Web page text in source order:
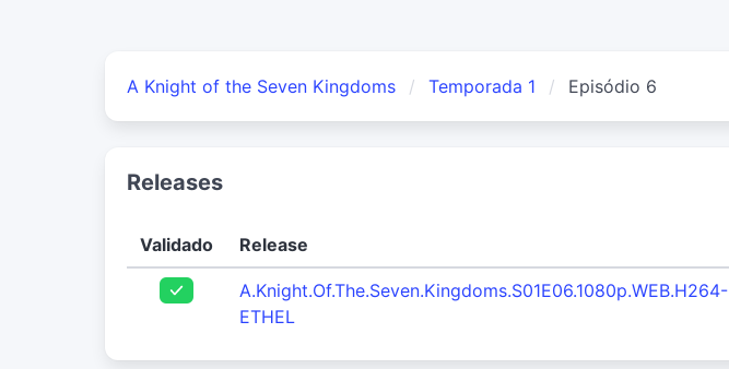
A Knight of the Seven Kingdoms Temporada 1 Episódio 6
Releases
Validado Release
A.Knight.Of.The.Seven.Kingdoms.S01E06.1080p.WEB.H264-
ETHEL